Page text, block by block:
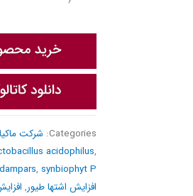
Categories: شرکت
acidophilus,
, synbiophyt P
افزایش اشتها طیور,